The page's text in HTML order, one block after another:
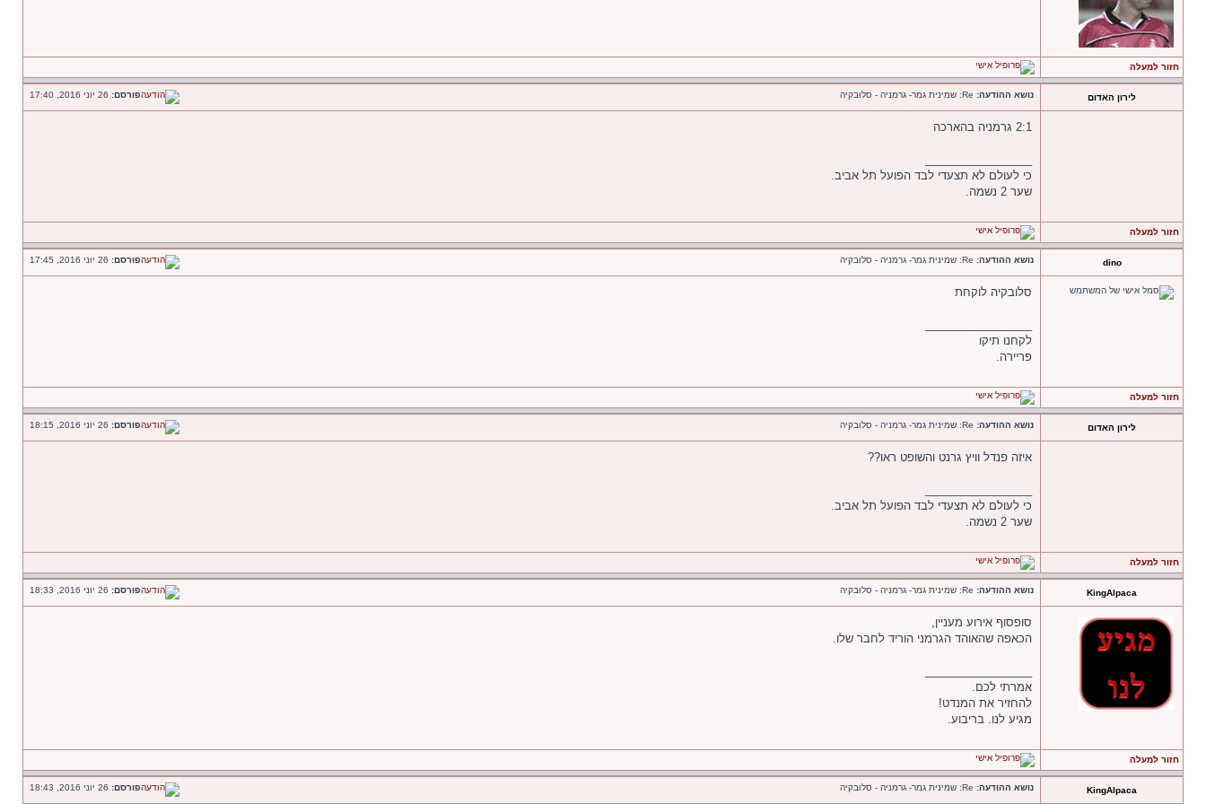
חזור למעלה
לירון האדום נושא ההודעה: פורסם:
2:1 גרמניה בהארכה
כי לעולם לא תצעדי לבד הפועל תל אביב.
שער 2 נשמה.
חזור למעלה
dino נושא ההודעה: פורסם:
סלובקיה לוקחת
לקחנו תיקו
פריירה.
חזור למעלה
לירון האדום נושא ההודעה: פורסם:
איזה פנדל וויץ גרנט והשופט ראו??
כי לעולם לא תצעדי לבד הפועל תל אביב.
שער 2 נשמה.
חזור למעלה
KingAlpaca נושא ההודעה: פורסם:
סופסוף אירוע מעניין,
הכאפה שהאוהד הגרמני הוריד לחבר שלו.
אמרתי לכם.
להחזיר את המנדט!
מגיע לנו. בריבוע.
חזור למעלה
KingAlpaca נושא ההודעה: פורסם: